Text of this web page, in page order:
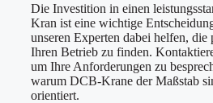
Die Investition in einen
Kran ist eine wichtige
unseren Experten dabei helfen,
Ihren Betrieb zu finden.
um Ihre Anforderungen zu
warum DCB-Krane der Maßstab
orientiert.